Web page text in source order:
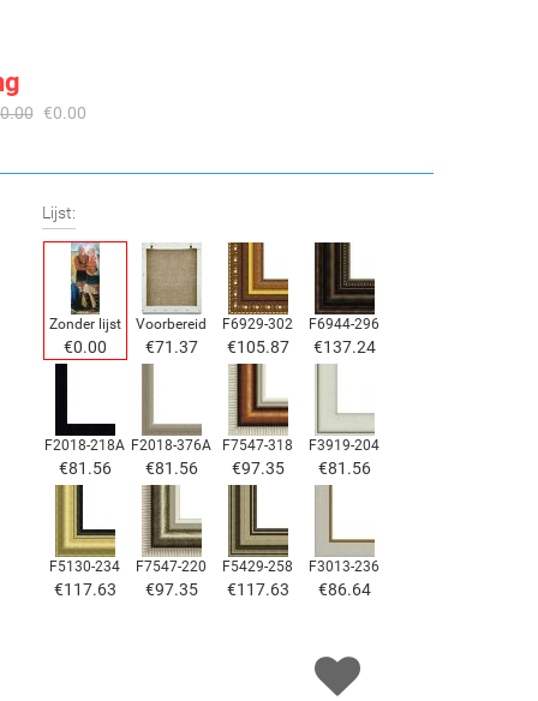
0.00 €0.00
Lijst:
Zonder lijst
€0.00
Voorbereid
€71.37
F6929-302
€105.87
F6944-296
€137.24
F2018-218A
€81.56
F2018-376A
€81.56
F7547-318
€97.35
F3919-204
€81.56
F5130-234
€117.63
F7547-220
€97.35
F5429-258
€117.63
F3013-236
€86.64
F7034-298